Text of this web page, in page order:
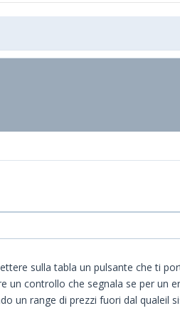
sulla tabla un pulsante che ti
un controllo che segnala se per
un range di prezzi fuori dal qualeil